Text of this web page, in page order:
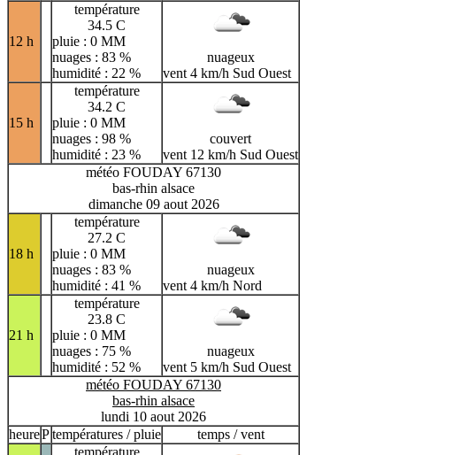
12 h
température
34.5 C
pluie : 0 MM
nuages : 83 %
humidité : 22 %
nuageux
vent 4 km/h Sud Ouest
15 h
température
34.2 C
pluie : 0 MM
nuages : 98 %
humidité : 23 %
couvert
vent 12 km/h Sud Ouest
météo FOUDAY 67130
bas-rhin alsace
dimanche 09 aout 2026
18 h
température
27.2 C
pluie : 0 MM
nuages : 83 %
humidité : 41 %
nuageux
vent 4 km/h Nord
21 h
température
23.8 C
pluie : 0 MM
nuages : 75 %
humidité : 52 %
nuageux
vent 5 km/h Sud Ouest
météo FOUDAY 67130
bas-rhin alsace
lundi 10 aout 2026
heurePtempératures / pluie temps / vent
température